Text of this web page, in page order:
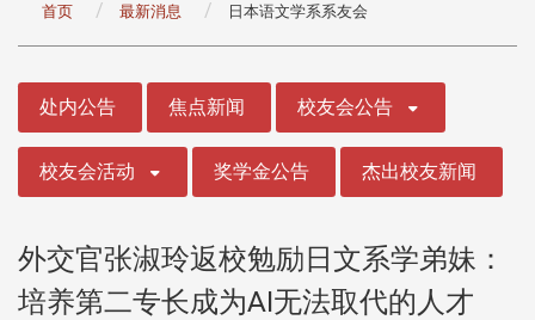
首页 最新消息 日本语文学系系友会
处内公告 焦点新闻 校友会公告
校友会活动 奖学金公告 杰出校友新闻
外交官张淑玲返校勉励日文系学弟妹：
培养第二专长成为AI无法取代的人才